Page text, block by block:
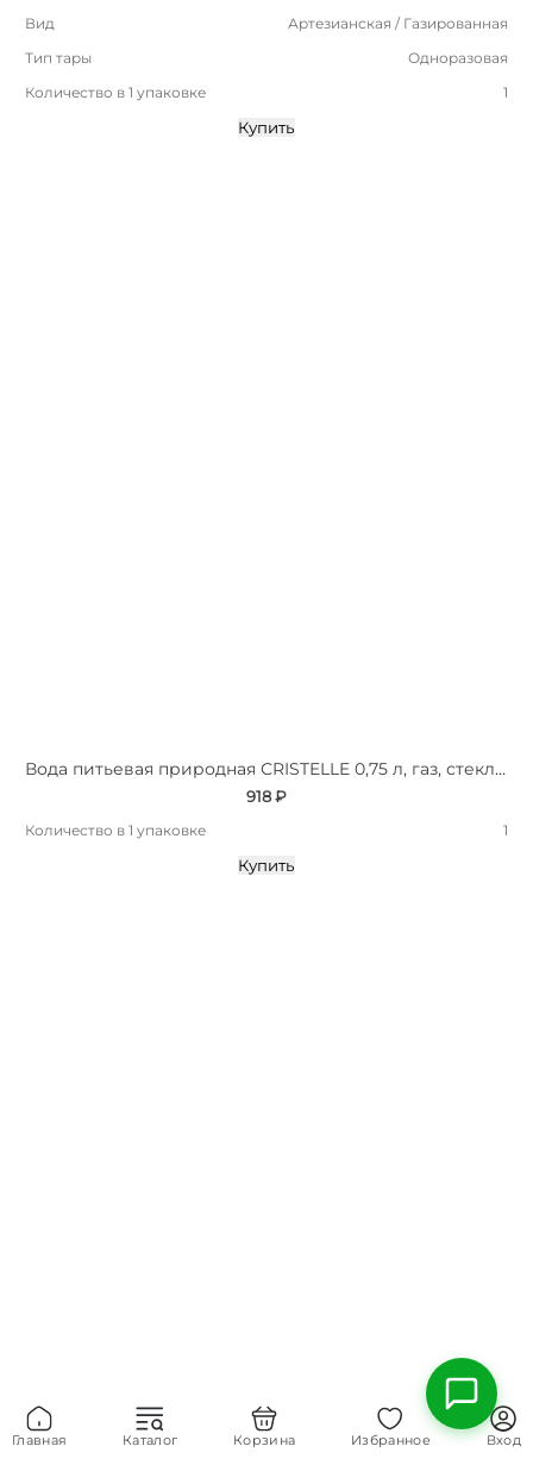
Главная Каталог Корзина Избранное Вход
Вид
Артезианская / Газированная
Тип тары
Одноразовая
Количество в 1 упаковке
1
Купить
Вода питьевая природная СRISTELLE 0,75 л, газ, стекло, премиум
918 ₽
Количество в 1 упаковке 1
Купить